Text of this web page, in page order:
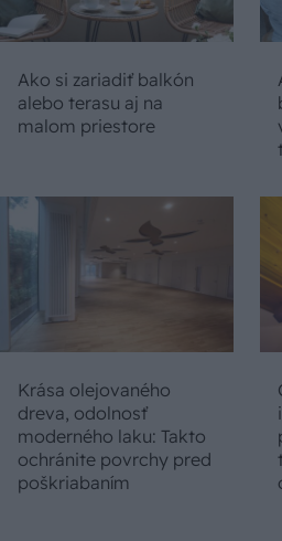
Ako si zariadiť balkón
alebo terasu aj na
malom priestore
Krása olejovaného
dreva, odolnosť
moderného laku: Takto
ochránite povrchy pred
poškriabaním